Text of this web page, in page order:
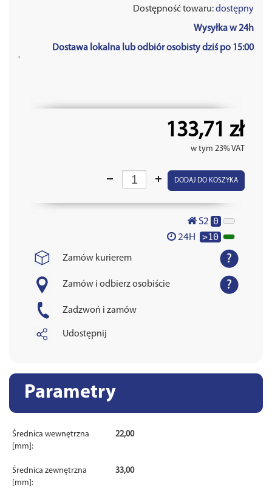
Dostępność towaru:dostępny
Wysyłka w 24h
Dostawa lokalna lub odbiór osobisty dziś po 15:00
'
133,71 zł
w tym 23% VAT
DODAJ DO KOSZYKA
S2 0
24H >10
Zamów kurierem
Zamów i odbierz osobiście
Zadzwoń i zamów
Udostępnij
Parametry
Średnica wewnętrzna
[mm]:
22,00
Średnica zewnętrzna
[mm]:
33,00